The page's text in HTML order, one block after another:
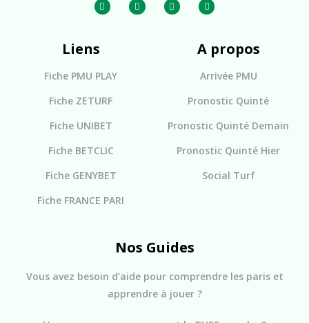
Liens
Fiche PMU PLAY
Fiche ZETURF
Fiche UNIBET
Fiche BETCLIC
Fiche GENYBET
Fiche FRANCE PARI
A propos
Arrivée PMU
Pronostic Quinté
Pronostic Quinté Demain
Pronostic Quinté Hier
Social Turf
Nos Guides
Vous avez besoin d’aide pour comprendre les paris et
apprendre à jouer ?